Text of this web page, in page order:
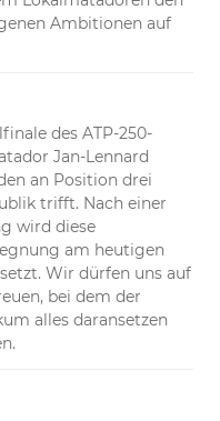
Ambitionen auf
des ATP-250-
Jan-Lennard
an Position drei
trifft. Nach einer
wird diese
am heutigen
Wir dürfen uns auf
bei dem der
alles daransetzen